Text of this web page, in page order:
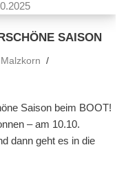
SAISON
Saison beim BOOT!
– am 10.10.
dann geht es in die